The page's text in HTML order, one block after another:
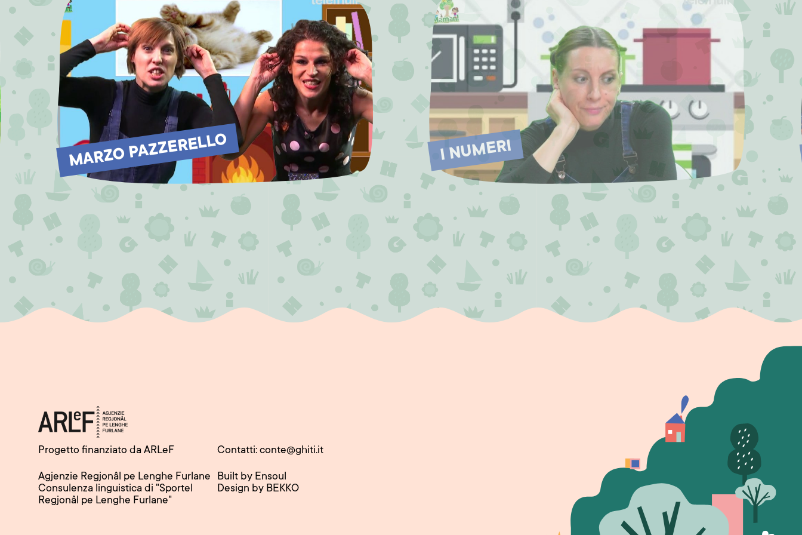
MARZO PAZZERELLO I NUMERI
Progetto finanziato da ARLeF
Agjenzie Regjonâl pe Lenghe Furlane
Consulenza linguistica di "Sportel
Regjonâl pe Lenghe Furlane"
Contatti: conte@ghiti.it
Built by Ensoul
Design by BEKKO